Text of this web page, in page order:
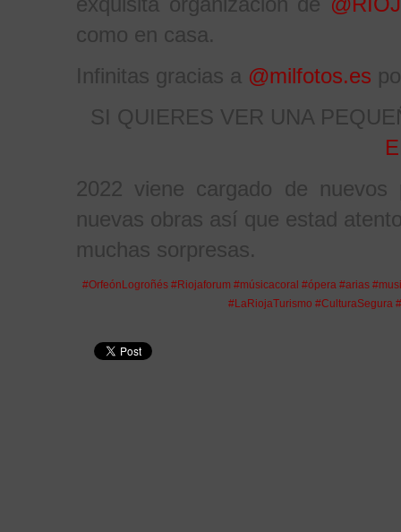
como en casa.
Infinitas gracias a @milfotos.es
SI QUIERES VER UNA
2022 viene cargado de
nuevas obras así que estad
muchas sorpresas.
#OrfeónLogroñés #Riojaforum #músicacoral #ópera #arias
#LaRiojaTurismo #CulturaSegura